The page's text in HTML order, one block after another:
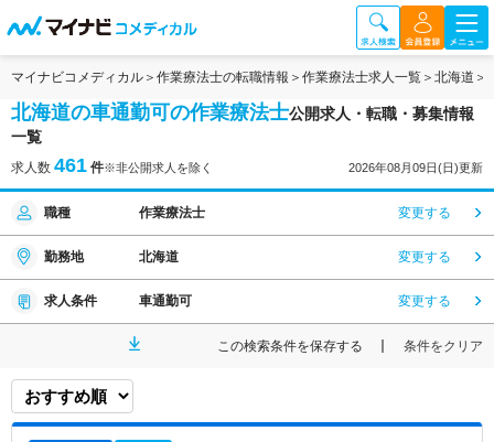
マイナビコメディカル 作業療法士の転職情報 作業療法士求人一覧 北海道
北海道の車通勤可の作業療法士公開求人・転職・募集情報
一覧
求人数 461 件※非公開求人を除く 2026年08月09日(日)更新
職種 作業療法士 変更する
勤務地 北海道 変更する
求人条件 車通勤可 変更する
この検索条件を保存する 条件をクリア